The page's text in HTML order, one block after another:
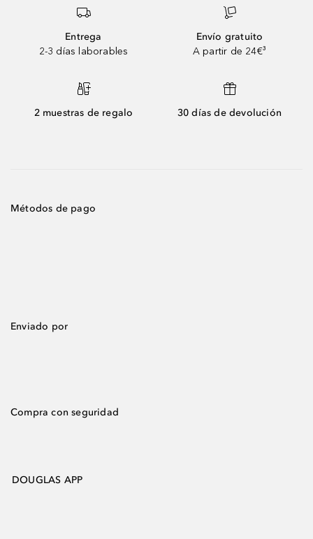
Entrega
2-3 días laborables
Envío gratuito
A partir de 24€³
2 muestras de regalo 30 días de devolución
Métodos de pago
Enviado por
Compra con seguridad
DOUGLAS APP